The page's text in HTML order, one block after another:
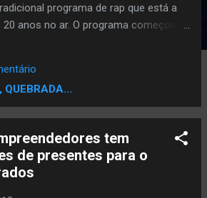
programa de rap que está a
anos no ar. O programa começou
foi crescendo tanto que houve um
que existia Espaço rap parte 1 e 2,
os programas, era 6 horas de rap
tinha em media 2 milhões de
no estado de São Paulo. Nuno
e Ronaldo Cesar foram os
QUEBRADA...
tem
de presentes para o